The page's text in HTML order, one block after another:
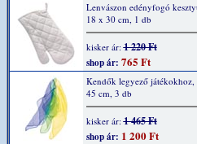
Lenvászon edényfogó
18 x 30 cm, 1 db
kisker ár:1 220 Ft
shop ár: 765 Ft
Kendők legyező
45 cm, 3 db
kisker ár:1 465 Ft
shop ár: 1 200 Ft